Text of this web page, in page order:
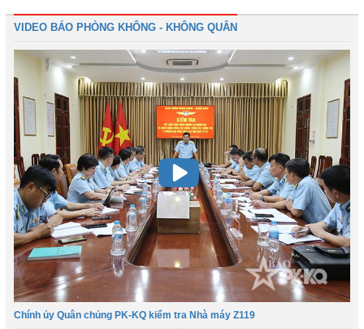
VIDEO BÁO PHÒNG KHÔNG - KHÔNG QUÂN
Chính ủy Quân chủng PK-KQ kiểm tra Nhà máy Z119